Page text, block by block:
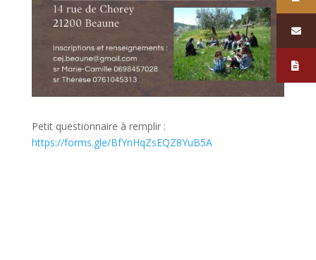
Petit questionnaire à remplir :
https://forms.gle/BfYnHqZsEQZ8YuB5A